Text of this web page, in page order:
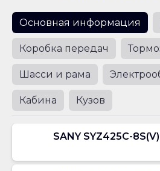
Основная информация
Коробка передач
Шасси и рама
Кабина Кузов
SANY SYZ425C-